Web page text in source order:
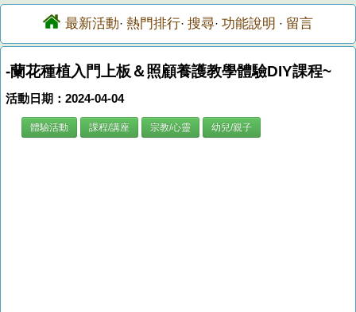
最新活動· 熱門排行· 搜尋· 功能說明 · 留言
-蘭花種植入門上板＆照顧養護教學體驗DIY課程~
活動日期：2024-04-04
體驗活動 課程/講座 宗教/心靈 幼兒/親子